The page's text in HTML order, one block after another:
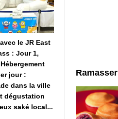
Ramasser
le JR East
: Jour 1,
jour :
dans la ville
dégustation
saké local...